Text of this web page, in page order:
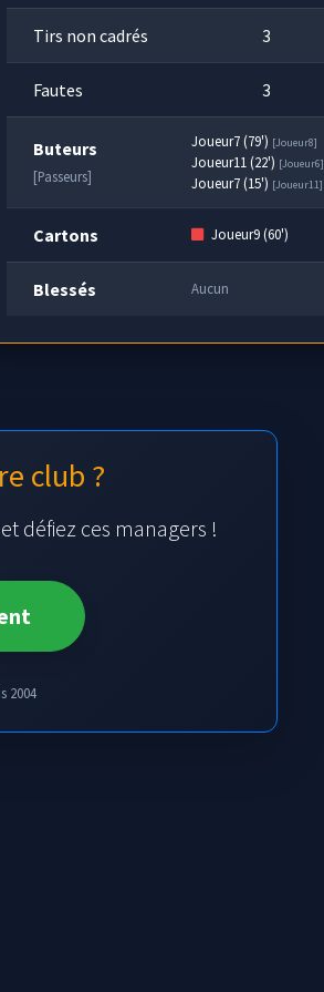
Tirs non cadrés 3
Fautes 3
Buteurs
[Passeurs]
Joueur7 (79') [Joueur8]
Joueur11 (22') [Joueur6]
Joueur7 (15') [Joueur11]
Cartons Joueur9 (60')
Blessés Aucun
club ?
défiez ces managers !
2004